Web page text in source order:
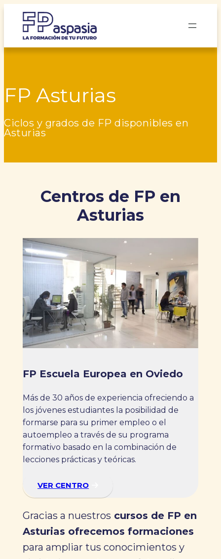
Saltar
contenido
FP Asturias
Ciclos y grados de FP disponibles en
Asturias
Centros de FP en
Asturias
FP Escuela Europea en Oviedo
Más de 30 años de experiencia ofreciendo a
los jóvenes estudiantes la posibilidad de
formarse para su primer empleo o el
autoempleo a través de su programa
formativo basado en la combinación de
lecciones prácticas y teóricas.
VER CENTRO
Gracias a nuestros cursos de FP en
Asturias ofrecemos formaciones
para ampliar tus conocimientos y